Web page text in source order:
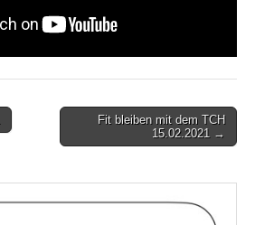
Fit bleiben mit dem TCH
15.02.2021 →